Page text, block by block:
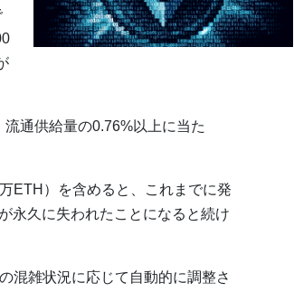
通供給量の0.76%以上に当た
ETH）を含めると、これまでに発
永久に失われたことになると続け
混雑状況に応じて自動的に調整さ